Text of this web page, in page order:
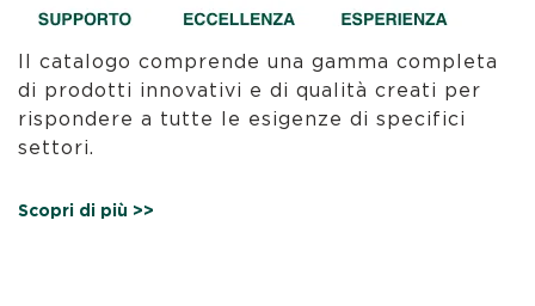
Il catalogo comprende una gamma completa
di prodotti innovativi e di qualità creati per
rispondere a tutte le esigenze di specifici
settori.
Scopri di più >>